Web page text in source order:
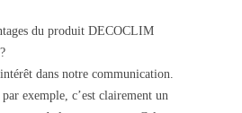
du produit DECOCLIM
dans notre communication.
exemple, c’est clairement un